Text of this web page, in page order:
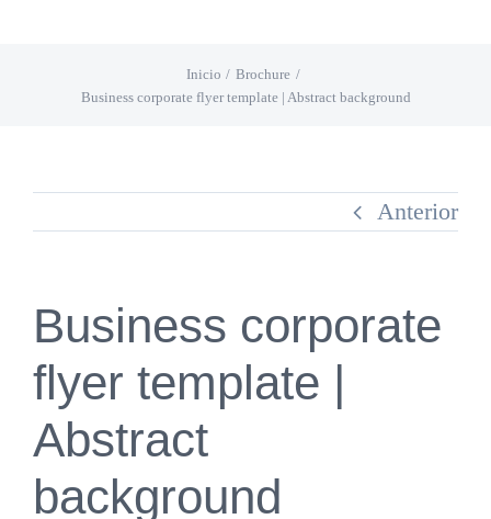
contenido
Inicio
Brochure
Business corporate flyer template | Abstract background
Anterior
Business corporate
flyer template |
Abstract
background